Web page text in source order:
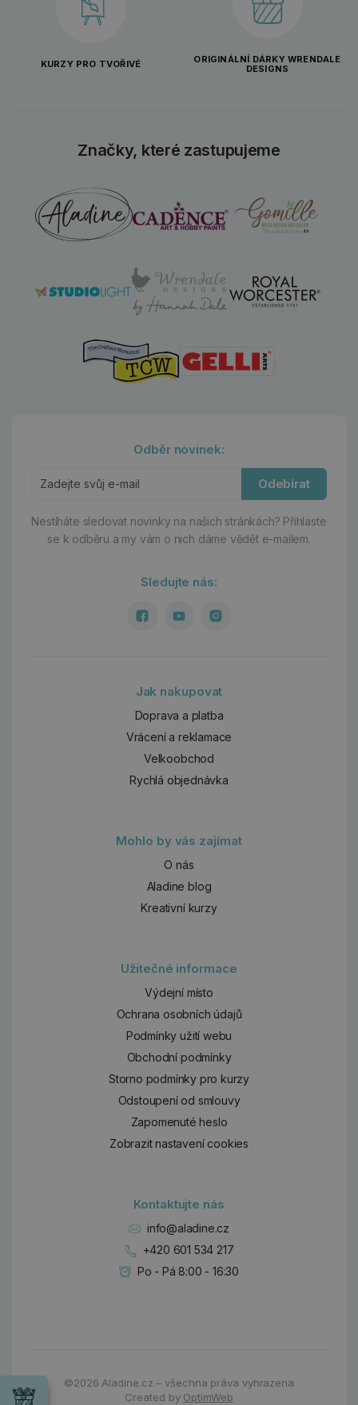
KURZY PRO TVOŘIVÉ
ORIGINÁLNÍ DÁRKY WRENDALE
DESIGNS
Značky, které zastupujeme
Odběr novinek:
Odebírat
Nestíháte sledovat novinky na našich stránkách? Přihlaste
se k odběru a my vám o nich dáme vědět e-mailem.
Sledujte nás:
Jak nakupovat
Doprava a platba
Vrácení a reklamace
Velkoobchod
Rychlá objednávka
Mohlo by vás zajímat
O nás
Aladine blog
Kreativní kurzy
Užitečné informace
Výdejní místo
Ochrana osobních údajů
Podmínky užití webu
Obchodní podmínky
Storno podmínky pro kurzy
Odstoupení od smlouvy
Zapomenuté heslo
Zobrazit nastavení cookies
Kontaktujte nás
info@aladine.cz
+420 601 534 217
Po - Pá 8:00 - 16:30
©2026 Aladine.cz – všechna práva vyhrazena
Created by OptimWeb
Wrendale
Chci si vybrat